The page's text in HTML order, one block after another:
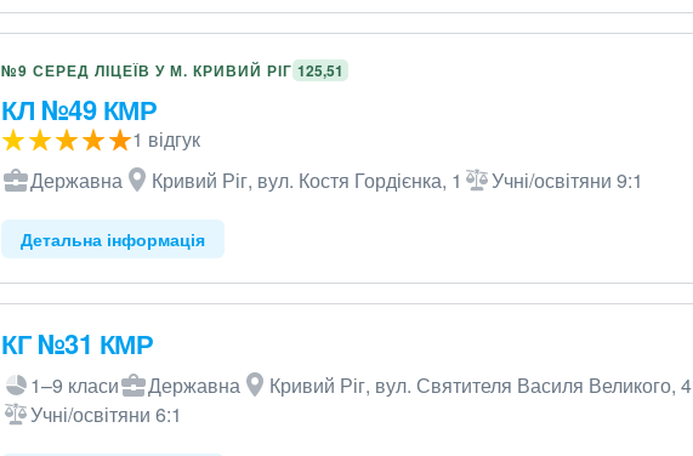
№9 СЕРЕД ЛІЦЕЇВ У М. КРИВИЙ РІГ 125,51
КЛ №49 КМР
1 відгук
Державна
Кривий Ріг, вул. Костя Гордієнка, 1 Учні/освітяни 9:1
Детальна інформація
КГ №31 КМР
1–9 класи Державна
Кривий Ріг, вул. Святителя Василя Великого, 4
Учні/освітяни 6:1